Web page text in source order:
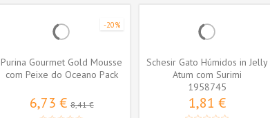
-20%
Purina Gourmet Gold Mousse
com Peixe do Oceano Pack
6,73 €8,41 €
Schesir Gato Húmidos in Jelly
Atum com Surimi
1958745
1,81 €